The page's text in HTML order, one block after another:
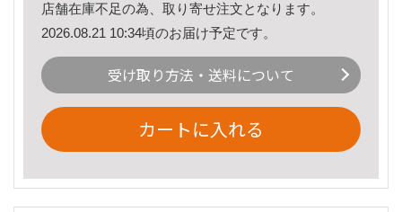
店舗在庫不足の為、取り寄せ注文となります。
2026.08.21 10:34頃のお届け予定です。
受け取り方法・送料について
カートに入れる